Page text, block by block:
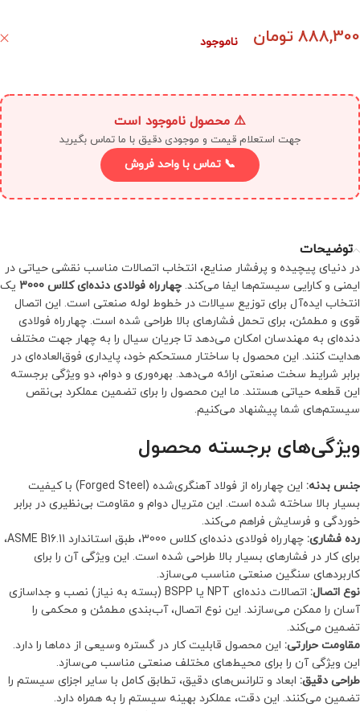
888,300 تومان ناموجود
⚠️ محصول ناموجود است
جهت استعلام قیمت و موجودی دقیق با ما تماس بگیرید
📞 تماس با واحد فروش
توضیحات
در دنیای پیچیده و پرفشار صنایع، انتخاب اتصالات مناسب نقشی حیاتی در
ایمنی و کارایی سیستم‌ها ایفا می‌کند. چهارراه فولادی دنده‌ای کلاس 3000
یک
انتخاب ایده‌آل برای توزیع سیالات در خطوط لوله صنعتی است. این اتصال
قوی و مطمئن، برای تحمل فشارهای بالا طراحی شده است. چهارراه فولادی
دنده‌ای به مهندسان امکان می‌دهد تا جریان سیال را به چهار جهت مختلف
هدایت کنند. این محصول با ساختار مستحکم خود، پایداری فوق‌العاده‌ای در
برابر شرایط سخت صنعتی ارائه می‌دهد. بهره‌وری و دوام، دو ویژگی برجسته
این قطعه حیاتی هستند. ما این محصول را برای تضمین عملکرد بی‌نقص
سیستم‌های شما پیشنهاد می‌کنیم.
ویژگی‌های برجسته محصول
جنس بدنه:
این چهارراه از فولاد آهنگری‌شده (Forged Steel) با کیفیت
بسیار بالا ساخته شده است. این متریال دوام و مقاومت بی‌نظیری در برابر
خوردگی و فرسایش فراهم می‌کند.
رده فشاری:
چهارراه فولادی دنده‌ای کلاس 3000، طبق استاندارد ASME B16.11،
برای کار در فشارهای بسیار بالا طراحی شده است. این ویژگی آن را برای
کاربردهای سنگین صنعتی مناسب می‌سازد.
نوع اتصال:
اتصالات دنده‌ای NPT یا BSPP (بسته به نیاز) نصب و جداسازی
آسان را ممکن می‌سازند. این نوع اتصال، آب‌بندی مطمئن و محکمی را
تضمین می‌کند.
مقاومت حرارتی: این محصول قابلیت کار در گستره وسیعی از دماها را دارد.
این ویژگی آن را برای محیط‌های مختلف صنعتی مناسب می‌سازد.
طراحی دقیق: ابعاد و تلرانس‌های دقیق، تطابق کامل با سایر اجزای سیستم را
تضمین می‌کنند. این دقت، عملکرد بهینه سیستم را به همراه دارد.